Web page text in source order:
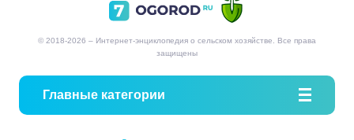
© 2018-2026 – Интернет-энциклопедия о сельском хозяйстве. Все права
защищены
Главные категории